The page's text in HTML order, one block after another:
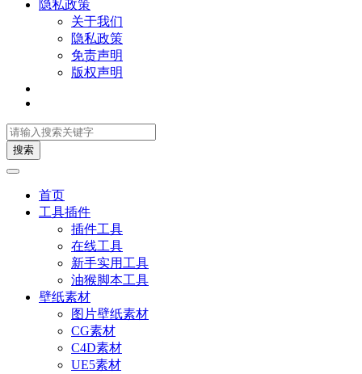
隐私政策
关于我们
隐私政策
免责声明
版权声明
搜索
首页
工具插件
插件工具
在线工具
新手实用工具
油猴脚本工具
壁纸素材
图片壁纸素材
CG素材
C4D素材
UE5素材